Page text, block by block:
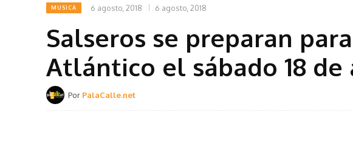
MUSICA 6 agosto, 2018 6 agosto, 2018
Salseros se preparan
Atlántico el sábado 18 de
Por PalaCalle.net